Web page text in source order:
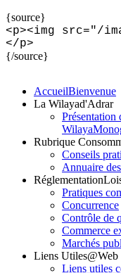
{source}
<p><img src="/
</p>
{/source}
AccueilBienvenue
La Wilayad'Adrar
Présentation
Wilaya
Rubrique
Conseils
Annuaire
Réglementation
Pratiques
Concurrence
Contrôle de
Commerce
Marchés
Liens Utiles@Web
Liens utiles